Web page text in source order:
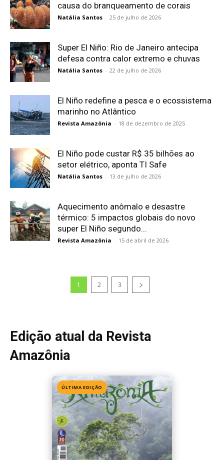
causa do branqueamento de corais
Natália Santos - 25 de julho de 2026
Super El Niño: Rio de Janeiro antecipa
defesa contra calor extremo e chuvas
Natália Santos - 22 de julho de 2026
El Niño redefine a pesca e o ecossistema
marinho no Atlântico
Revista Amazônia - 18 de dezembro de 2025
El Niño pode custar R$ 35 bilhões ao
setor elétrico, aponta TI Safe
Natália Santos - 13 de julho de 2026
Aquecimento anômalo e desastre
térmico: 5 impactos globais do novo
super El Niño segundo...
Revista Amazônia - 15 de abril de 2026
1 2 3
Edição atual da Revista
Amazônia
ÚLTIMA EDIÇÃO